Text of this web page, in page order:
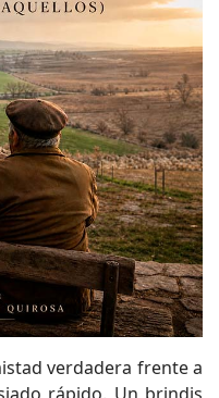
verdadera frente a